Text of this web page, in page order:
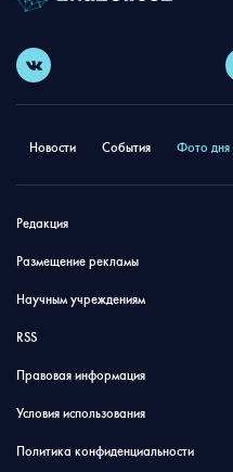
Новости События Фото дня
Редакция
Размещение рекламы
Научным учреждениям
RSS
Правовая информация
Условия использования
Политика конфиденциальности